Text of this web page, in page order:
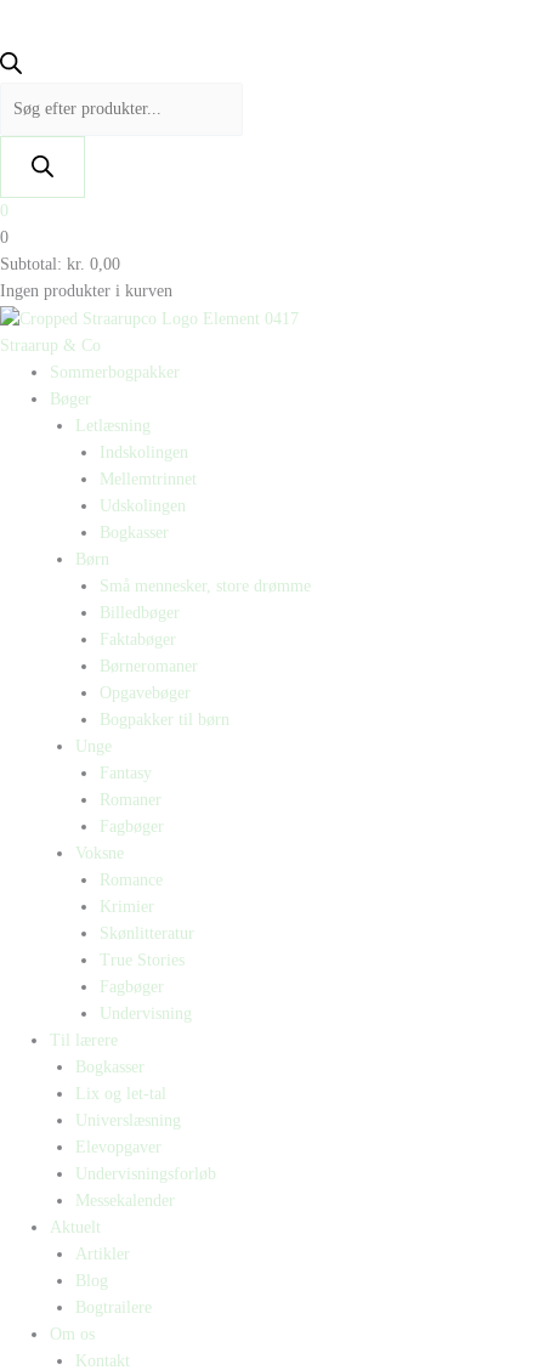
0
0
Subtotal: kr. 0,00
Ingen produkter i kurven
Straarup & Co
Sommerbogpakker
Bøger
Letlæsning
Indskolingen
Mellemtrinnet
Udskolingen
Bogkasser
Børn
Små mennesker, store drømme
Billedbøger
Faktabøger
Børneromaner
Opgavebøger
Bogpakker til børn
Unge
Fantasy
Romaner
Fagbøger
Voksne
Romance
Krimier
Skønlitteratur
True Stories
Fagbøger
Undervisning
Til lærere
Bogkasser
Lix og let-tal
Universlæsning
Elevopgaver
Undervisningsforløb
Messekalender
Aktuelt
Artikler
Blog
Bogtrailere
Om os
Kontakt